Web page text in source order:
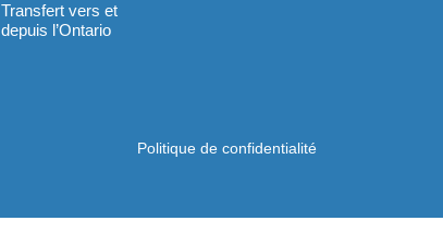
Transfert vers et
depuis l’Ontario
Politique de confidentialité